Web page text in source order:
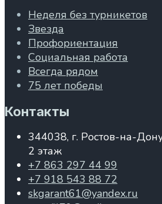
Неделя без турникетов
Звезда
Профориентация
Социальная работа
Всегда рядом
75 лет победы
Контакты
344038, г. Ростов-на-
2 этаж
+7 863 297 44 99
+7 918 543 88 72
skgarant61@yandex.ru